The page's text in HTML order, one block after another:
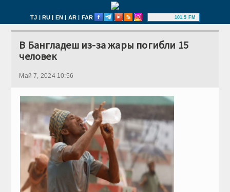
TJ | RU | EN | AR | FAR 101.5 FM
В Бангладеш из-за жары погибли 15
человек
Май 7, 2024 10:56